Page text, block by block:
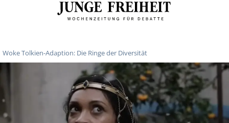
Woke Tolkien-Adaption: Die Ringe der Diversität